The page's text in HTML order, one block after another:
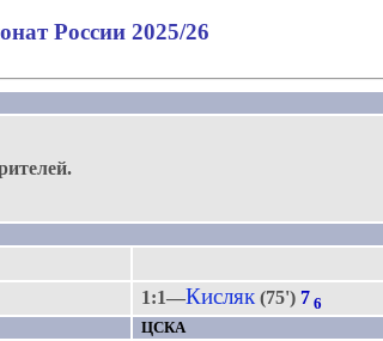
России 2025/26
1:1—Кисляк (75') 7 6
ЦСКА